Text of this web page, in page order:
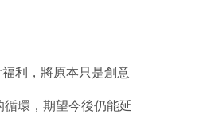
利，將原本只是創意
環，期望今後仍能延